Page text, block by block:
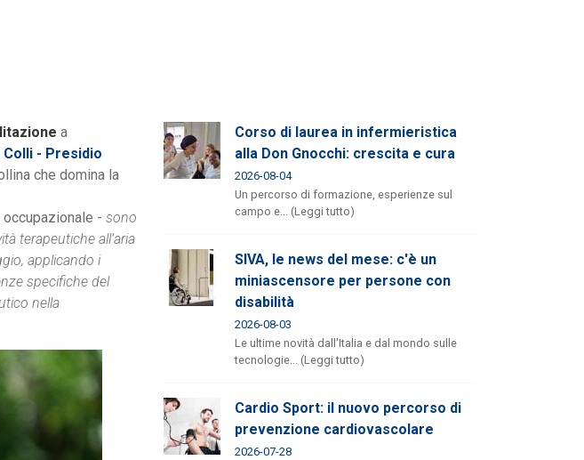
a
Colli - Presidio
che domina la
- sono
terapeutiche all’aria
applicando i
specifiche del
nella
Corso di laurea in infermieristica
alla Don Gnocchi: crescita e cura
2026-08-04
Un percorso di formazione, esperienze sul
campo e... (Leggi tutto)
SIVA, le news del mese: c'è un
miniascensore per persone con
disabilità
2026-08-03
Le ultime novità dall'Italia e dal mondo sulle
tecnologie... (Leggi tutto)
Cardio Sport: il nuovo percorso di
prevenzione cardiovascolare
2026-07-28